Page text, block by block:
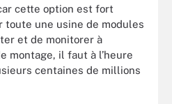
cette option est fort
toute une usine de modules
et de monitorer à
montage, il faut à l’heure
centaines de millions